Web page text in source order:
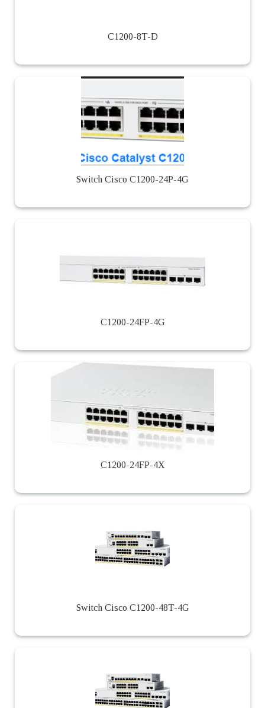
C1200-8T-D
Switch Cisco C1200-24P-4G
C1200-24FP-4G
C1200-24FP-4X
Switch Cisco C1200-48T-4G